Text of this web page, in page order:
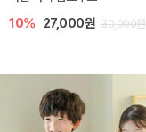
10% 27,000원 30,000원